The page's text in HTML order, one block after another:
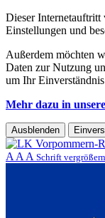
Dieser Internetauftritt
Einstellungen und
Außerdem möchten
Daten zur Nutzung
um Ihr
Mehr dazu in
Ausblenden
A A A Schrift vergrößern